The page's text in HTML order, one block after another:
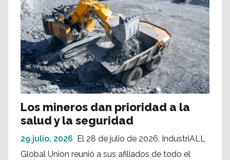
Los mineros dan prioridad a la
salud y la seguridad
29 julio, 2026
El 28 de julio de 2026, IndustriALL
Global Union reunió a sus afiliados de todo el